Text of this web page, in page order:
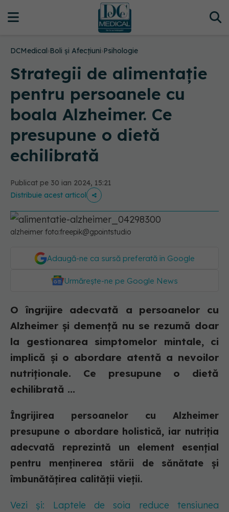
DCMedical›Boli și Afecțiuni›Psihologie
Strategii de alimentație
pentru persoanele cu
boala Alzheimer. Ce
presupune o dietă
echilibrată
Publicat pe 30 ian 2024, 15:21
Distribuie acest articol
alzheimer foto:freepik@gpointstudio
Adaugă-ne ca sursă preferată în Google
Urmărește-ne pe Google News
O îngrijire adecvată a persoanelor cu
Alzheimer și demență nu se rezumă doar
la gestionarea simptomelor mintale, ci
implică și o abordare atentă a nevoilor
nutriționale. Ce presupune o dietă
echilibrată ...
Îngrijirea persoanelor cu Alzheimer
presupune o abordare holistică, iar nutriția
adecvată reprezintă un element esențial
pentru menținerea stării de sănătate și
îmbunătățirea calității vieții.
Vezi și: Laptele de soia reduce tensiunea